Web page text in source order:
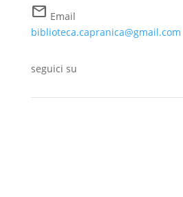
mail Email
biblioteca.capranica@gmail.com
seguici su